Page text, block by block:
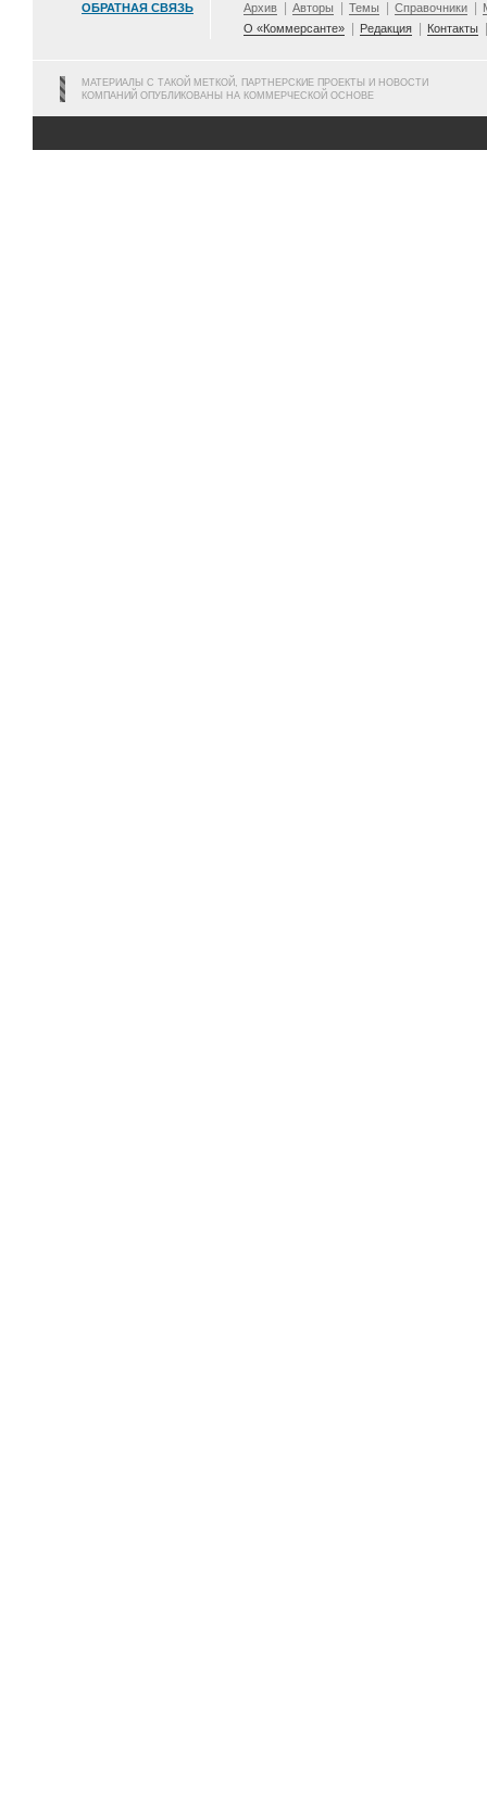
ОБРАТНАЯ СВЯЗЬ Архив Авторы Темы Справочники
О «Коммерсанте»
Редакция Контакты
МАТЕРИАЛЫ С ТАКОЙ МЕТКОЙ, ПАРТНЕРСКИЕ ПРОЕКТЫ И НОВОСТИ
КОМПАНИЙ ОПУБЛИКОВАНЫ НА КОММЕРЧЕСКОЙ ОСНОВЕ